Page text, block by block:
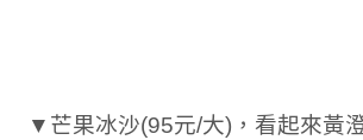
▼芒果冰沙(95元/大)，看起來黃